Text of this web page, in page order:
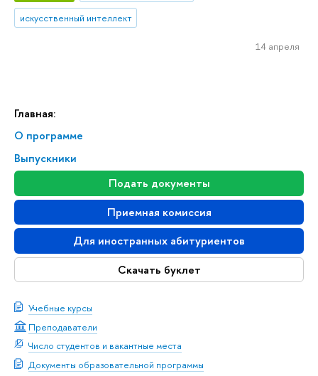
Главная:
О программе
Выпускники
Подать документы
Приемная комиссия
Для иностранных абитуриентов
Скачать буклет
Учебные курсы
Преподаватели
Число студентов и вакантные места
Документы образовательной программы
искусственный интеллект
14 апреля